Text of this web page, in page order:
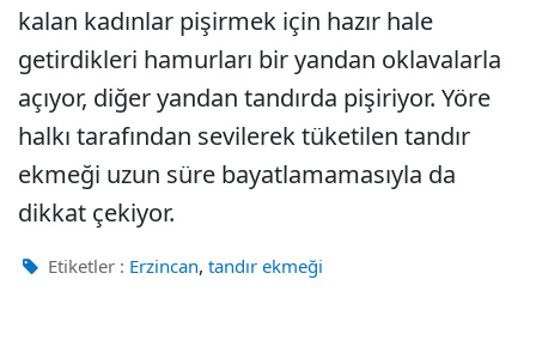
kalan kadınlar pişirmek için hazır hale
getirdikleri hamurları bir yandan oklavalarla
açıyor, diğer yandan tandırda pişiriyor. Yöre
halkı tarafından sevilerek tüketilen tandır
ekmeği uzun süre bayatlamamasıyla da
dikkat çekiyor.
Etiketler : Erzincan, tandır ekmeği